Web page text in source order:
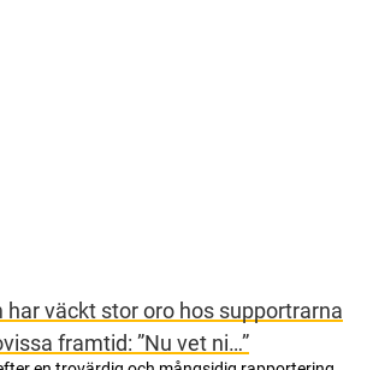
har väckt stor oro hos supportrarna
framtid: ”Nu vet ni…”